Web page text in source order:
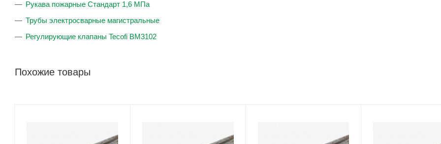
Рукава пожарные Стандарт 1,6 МПа
Трубы электросварные магистральные
Регулирующие клапаны Tecofi BM3102
Похожие товары